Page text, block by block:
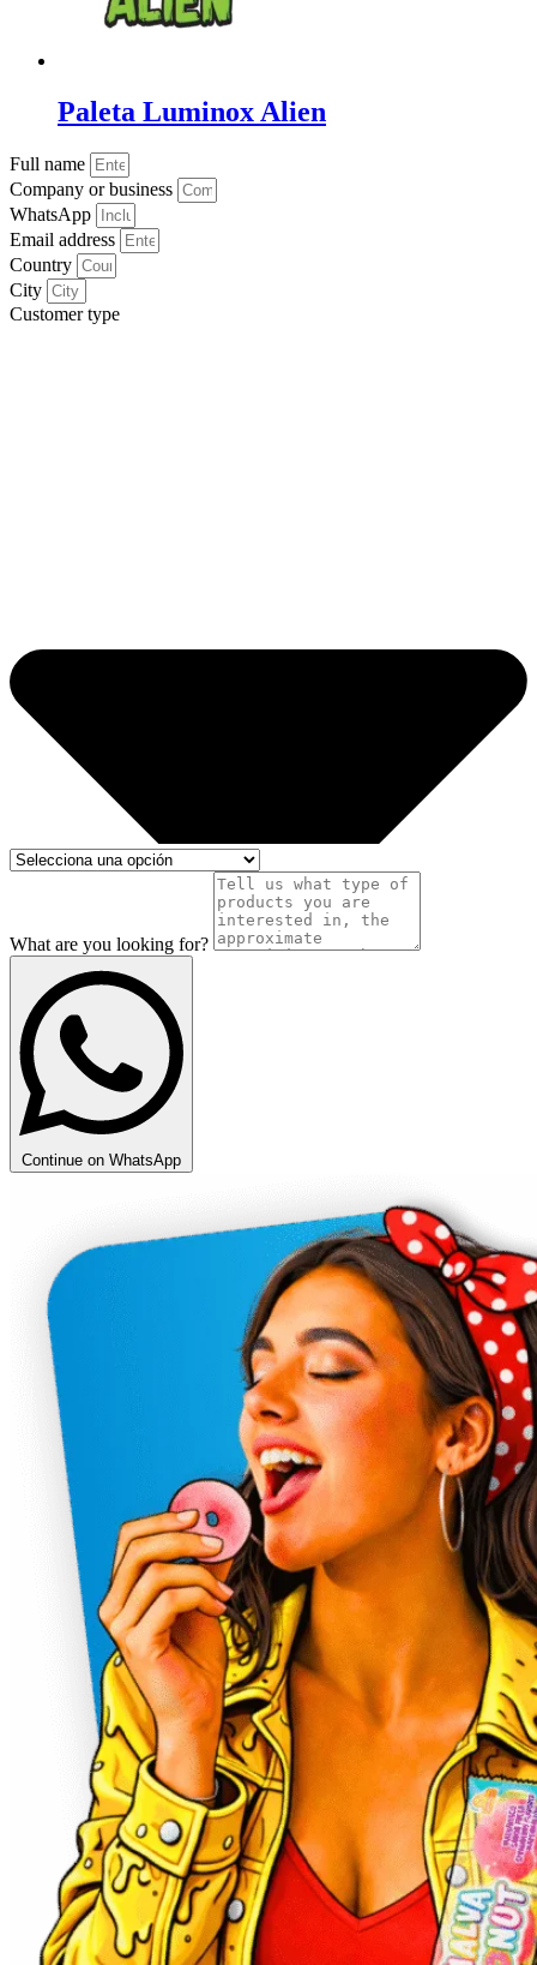
Paleta Luminox Alien
Full name
Company or business
WhatsApp
Email address
Country
City
Customer type
What are you looking for?
Continue on WhatsApp